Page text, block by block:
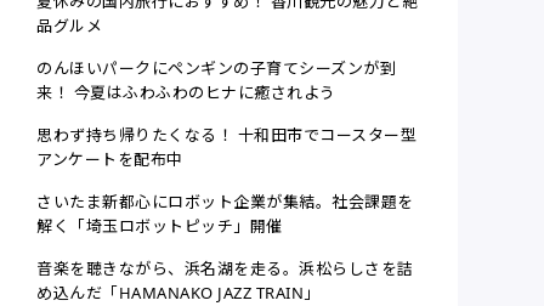
品グルメ
のんほいパークにペンギンの子育てシーズンが到
来！ 今夏はふわふわのヒナに癒されよう
思わず持ち帰りたくなる！ 十和田市でコースター型
アンケートを配布中
さいたま新都心にロボット企業が集結。社会課題を
解く「埼玉ロボットピッチ」開催
音楽を聴きながら、浜名湖を走る。浜松らしさを詰
め込んだ「HAMANAKO JAZZ TRAIN」